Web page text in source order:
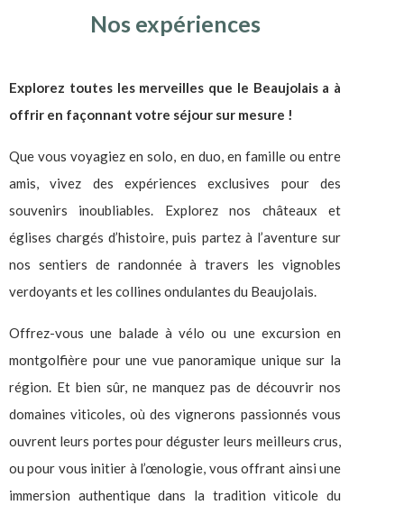
Nos expériences
Explorez toutes les merveilles que le Beaujolais a à
offrir en façonnant votre séjour sur mesure !
Que vous voyagiez en solo, en duo, en famille ou entre
amis, vivez des expériences exclusives pour des
souvenirs inoubliables. Explorez nos châteaux et
églises chargés d’histoire, puis partez à l’aventure sur
nos sentiers de randonnée à travers les vignobles
verdoyants et les collines ondulantes du Beaujolais.
Offrez-vous une balade à vélo ou une excursion en
montgolfière pour une vue panoramique unique sur la
région. Et bien sûr, ne manquez pas de découvrir nos
domaines viticoles, où des vignerons passionnés vous
ouvrent leurs portes pour déguster leurs meilleurs crus,
ou pour vous initier à l’œnologie, vous offrant ainsi une
immersion authentique dans la tradition viticole du